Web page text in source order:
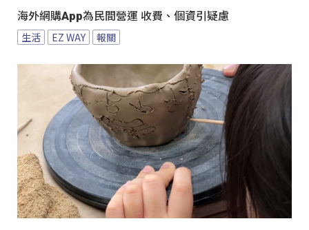
海外網購App為民間營運 收費、個資引疑慮
生活 EZ WAY 報關